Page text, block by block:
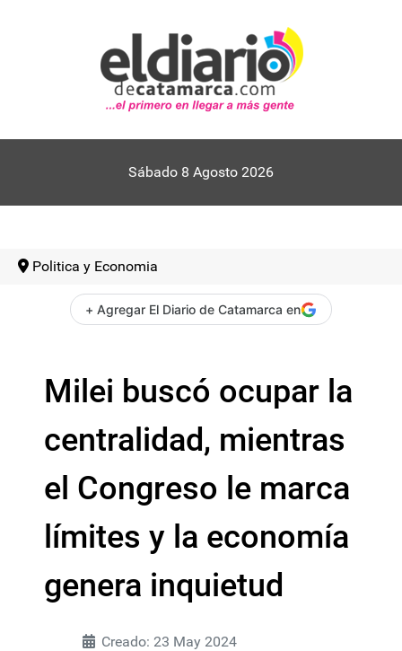
Sábado 8 Agosto 2026
Politica y Economia
+ Agregar El Diario de Catamarca en
Milei buscó ocupar la
centralidad, mientras
el Congreso le marca
límites y la economía
genera inquietud
Creado: 23 May 2024